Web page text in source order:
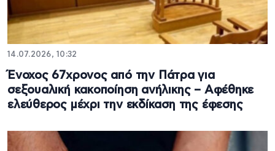
14.07.2026, 10:32
Ένοχος 67χρονος από την Πάτρα για
σεξουαλική κακοποίηση ανήλικης – Αφέθηκε
ελεύθερος μέχρι την εκδίκαση της έφεσης